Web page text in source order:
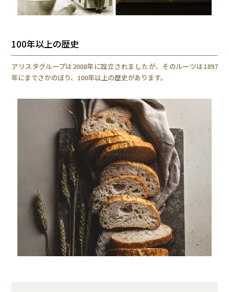
100年以上の歴史
アリスタグループは2008年に設立されましたが、そのルーツは1897
年にまでさかのぼり、100年以上の歴史があります。
VIEW MORE